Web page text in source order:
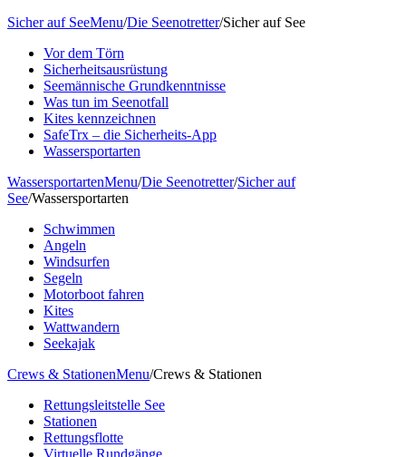
Sicher auf SeeMenu/Die Seenotretter/Sicher auf See
Vor dem Törn
Sicherheitsausrüstung
Seemännische Grundkenntnisse
Was tun im Seenotfall
Kites kennzeichnen
SafeTrx – die Sicherheits-App
Wassersportarten
WassersportartenMenu/Die Seenotretter/Sicher auf
See/Wassersportarten
Schwimmen
Angeln
Windsurfen
Segeln
Motorboot fahren
Kites
Wattwandern
Seekajak
Crews & StationenMenu/Crews & Stationen
Rettungsleitstelle See
Stationen
Rettungsflotte
Virtuelle Rundgänge